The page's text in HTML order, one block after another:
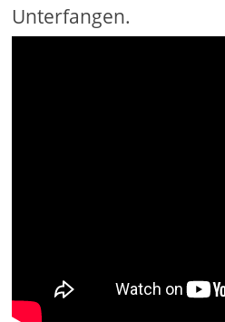
Unterfangen.